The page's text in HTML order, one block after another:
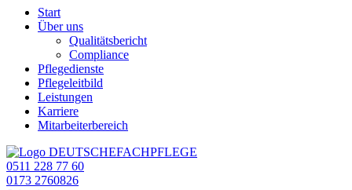
Start
Über uns
Qualitätsbericht
Compliance
Pflegedienste
Pflegeleitbild
Leistungen
Karriere
Mitarbeiterbereich
0511 228 77 60
0173 2760826